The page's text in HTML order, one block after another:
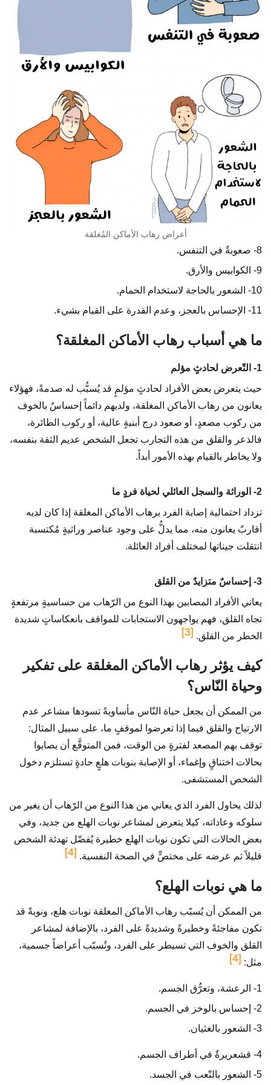
أعراض رهاب الأماكن المُغلقة
8- صعوبةٌ في التنفس.
9- الكوابيس والأرق.
10- الشعور بالحاجة لاستخدام الحمام.
11- الإحساس بالعجز، وعدم القدرة على القيام بشيء.
ما هي أسباب رهاب الأماكن المغلقة؟
1- التّعرض لحادثٍ مؤلم
حيث يتعرض بعض الأفراد لحادثٍ مؤلمٍ قد يُسبُّب له صدمةً، فهؤلاء
يعانون من رهاب الأماكن المغلقة، ولديهم دائماً إحساسٌ بالخوف
من ركوب مصعدٍ، أو صعود درج أبنيةٍ عالية، أو ركوب الطائرة،
فالذعر والقلق من هذه التجارب تجعل الشخص عديم الثقة بنفسه،
ولا يخاطر بالقيام بهذه الأمور أبداً.
2- الوراثة والسجل العائلي لحياة فردٍ ما
تزداد احتمالية إصابة الفرد برهاب الأماكن المغلقة إذا كان لديه
أقاربٌ يعانون منه، مما يدلُّ على وجود عناصر وراثيةٍ مُكتسبة
انتقلت جيناتها لمختلف أفراد العائلة.
3- إحساسٌ متزايدٌ من القلق
يعاني الأفراد المصابين بهذا النوع من الرّهاب من حساسيةٍ مرتفعةٍ
تجاه القلق، فهم يواجهون الاستجابات للمواقف بانعكاساتٍ شديدة
الخطر من القلق. [3]
كيف يؤثر رهاب الأماكن المغلقة على تفكير
وحياة النّاس؟
من الممكن أن يجعل حياة النّاس مأساويةً تسودها مشاعر عدم
الارتياح والقلق فيما إذا تعرضوا لموقفٍ ما، على سبيل المثال:
توقف بهم المصعد لفترةٍ من الوقت، فمن المتوقَّع أن يصابوا
بحالات اختناقٍ وإغماء، أو الإصابة بنوبات هلعٍ حادةٍ تستلزم دخول
الشخص المستشفى.
لذلك يحاول الفرد الذي يعاني من هذا النوع من الرّهاب أن يغير من
سلوكه وعاداته، كيلا يتعرض لمشاعر نوبات الهلع من جديد، وفي
بعض الحالات التي تكون نوبات الهلع خطيرة يُفضّل تهدئة الشخص
قليلاً ثم عرضه على مختصٍّ في الصحة النفسية. [4]
ما هي نوبات الهلع؟
من الممكن أن يُسبّب رهاب الأماكن المغلقة نوبات هلع، ونوبةً قد
تكون مفاجئةً وخطيرةً وشديدةً على الفرد، بالإضافة لمشاعر
القلق والخوف التي تسيطر على الفرد، وتُسبّب أعراضاً جسمية،
مثل: [4]
1- الرعشة، وتعرُّق الجسم.
2- إحساس بالوخز في الجسم.
3- الشعور بالغثيان.
4- قشعريرةٌ في أطراف الجسم.
5- الشعور بالتّعب في الجسد.